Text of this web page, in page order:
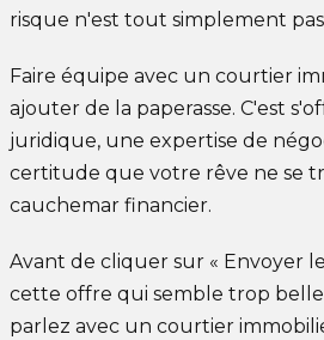
risque n'est tout simplement
Faire équipe avec un courtier
ajouter de la paperasse. C'est
juridique, une expertise de
certitude que votre rêve ne se
cauchemar financier.
Avant de cliquer sur « Envoyer
cette offre qui semble trop
parlez avec un courtier